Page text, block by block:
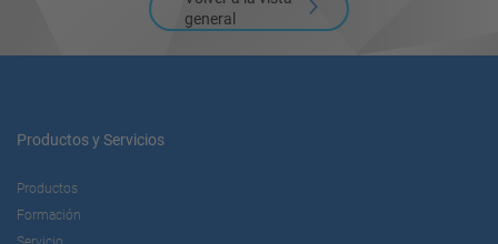
general
Productos y Servicios
Productos
Formación